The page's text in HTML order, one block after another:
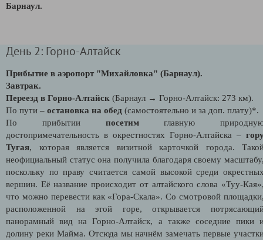
Барнаул.
День 2: Горно-Алтайск
Прибытие в аэропорт "Михайловка" (Барнаул).
Завтрак.
Переезд в Горно-Алтайск (Барнаул → Горно-Алтайск: 273 км).
По пути – остановка на обед (самостоятельно и за доп. плату)*.
По прибытии посетимглавную
достопримечательность в окрестностях Горно-Алтайска –
Тугая, которая является визитной карточкой города.
неофициальный статус она получила благодаря своему
поскольку по праву считается самой высокой среди
вершин. Её название происходит от алтайского слова «Туу-
что можно перевести как «Гора-Скала». Со смотровой
расположенной на этой горе, открывается
панорамный вид на Горно-Алтайск, а также соседние пики
долину реки Майма. Отсюда мы начнём замечать первые